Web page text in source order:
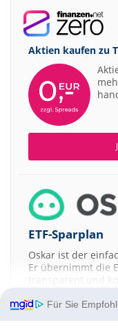
Aktien kaufen zu
ETF-Sparplan
Oskar ist der
Er übernimmt die
transparent und
Für Sie